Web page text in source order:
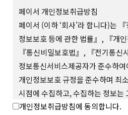
본 약관에서 사용하는 용어의 정의
1. “사이트”란 회사가 재화 또는 서비
합니다)를 회원에게 제공하기 위하여
이용하여 상품 등을 거래할 수 있도록
말하며 회사가 모바일 환경에서 서비
포함합니다.
2. “회원”이라 함은 사이트에서 정한
회원가입을 한 자로서, 약관에 따라
이용할 수 있는 자를 말합니다.
3. “아이디(ID)”라 함은 회원의 식별과
페이서 개인정보취급방침
페이서 (이하 ‘회사’라 합니다)는
정보보호 등에 관한 법률』, 『개
『통신비밀보호법』, 『전기통신
정보통신서비스제공자가 준수하여
개인정보보호 규정을 준수하며 최
시점에 수집하고, 수집하는 정보는
사용하며, 사전 동의 없이 그 범위를
개인정보취급방침에 동의합니다.